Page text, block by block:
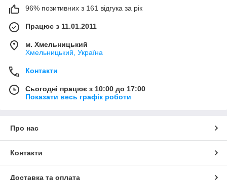
96% позитивних з 161 відгука за рік
Працює з 11.01.2011
м. Хмельницький
Хмельницький, Україна
Контакти
Сьогодні працює з 10:00 до 17:00
Показати весь графік роботи
Про нас
Контакти
Доставка та оплата